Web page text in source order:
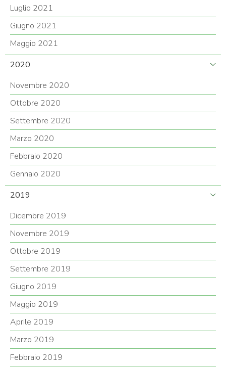
Luglio 2021
Giugno 2021
Maggio 2021
2020
Novembre 2020
Ottobre 2020
Settembre 2020
Marzo 2020
Febbraio 2020
Gennaio 2020
2019
Dicembre 2019
Novembre 2019
Ottobre 2019
Settembre 2019
Giugno 2019
Maggio 2019
Aprile 2019
Marzo 2019
Febbraio 2019